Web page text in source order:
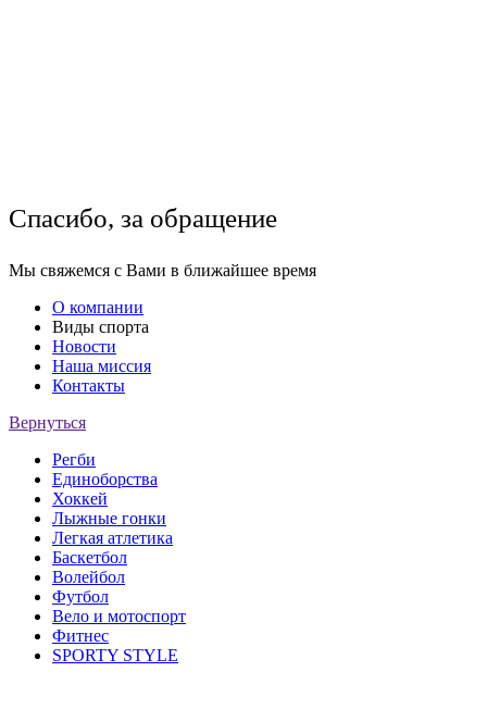
Спасибо, за обращение
Мы свяжемся с Вами в ближайшее время
О компании
Виды спорта
Новости
Наша миссия
Контакты
Вернуться
Регби
Единоборства
Хоккей
Лыжные гонки
Легкая атлетика
Баскетбол
Волейбол
Футбол
Вело и мотоспорт
Фитнес
SPORTY STYLE